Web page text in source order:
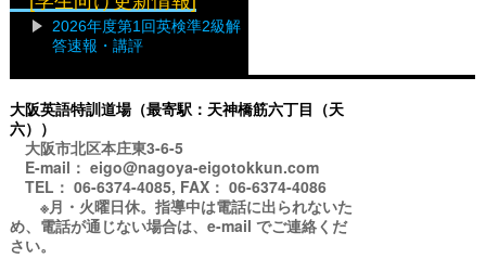
2026年度第1回英検準2級解
答速報・講評
大阪英語特訓道場（最寄駅：天神橋筋六丁目（天
六））
大阪市北区本庄東3-6-5
E-mail： eigo@nagoya-eigotokkun.com
TEL： 06-6374-4085, FAX： 06-6374-4086
※月・火曜日休。指導中は電話に出られないた
め、電話が通じない場合は、e-mail でご連絡くだ
さい。